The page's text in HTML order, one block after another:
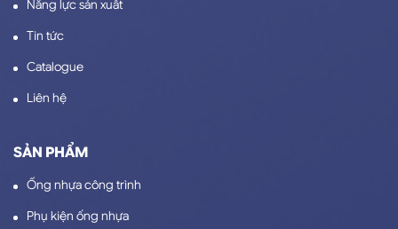
Năng lực sản xuất
Tin tức
Catalogue
Liên hệ
SẢN PHẨM
Ống nhựa công trình
Phụ kiện ống nhựa